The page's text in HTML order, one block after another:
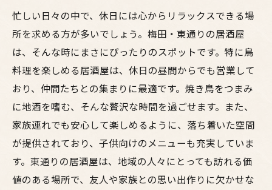
忙しい日々の中で、休日には心からリラックスできる場
所を求める方が多いでしょう。梅田・東通りの居酒屋
は、そんな時にまさにぴったりのスポットです。特に鳥
料理を楽しめる居酒屋は、休日の昼間からでも営業して
おり、仲間たちとの集まりに最適です。焼き鳥をつまみ
に地酒を嗜む、そんな贅沢な時間を過ごせます。また、
家族連れでも安心して楽しめるように、落ち着いた空間
が提供されており、子供向けのメニューも充実していま
す。東通りの居酒屋は、地域の人々にとっても訪れる価
値のある場所で、友人や家族との思い出作りに欠かせな